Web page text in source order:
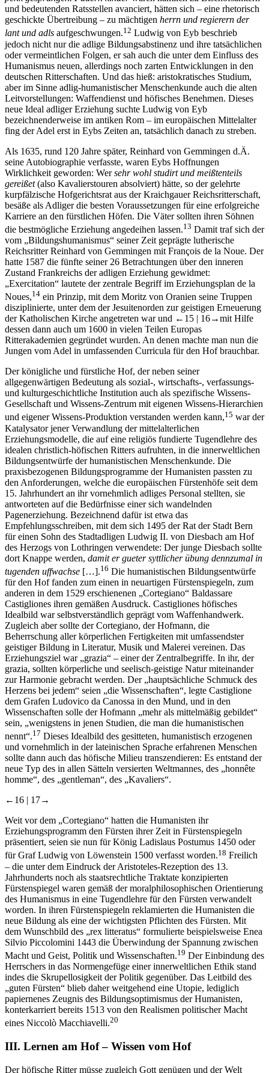
und bedeutenden Ratsstellen avanciert, hätten sich – eine rhetorisch
geschickte Übertreibung – zu mächtigen herrn und regierern der
lant und adls aufgeschwungen.12 Ludwig von Eyb beschrieb
jedoch nicht nur die adlige Bildungsabstinenz und ihre tatsächlichen
oder vermeintlichen Folgen, er sah auch die unter dem Einfluss des
Humanismus neuen, allerdings noch zarten Entwicklungen in den
deutschen Ritterschaften. Und das hieß: aristokratisches Studium,
aber im Sinne adlig-humanistischer Menschenkunde auch die alten
Leitvorstellungen: Waffendienst und höfisches Benehmen. Dieses
neue Ideal adliger Erziehung suchte Ludwig von Eyb
bezeichnenderweise im antiken Rom – im europäischen Mittelalter
fing der Adel erst in Eybs Zeiten an, tatsächlich danach zu streben.
Als 1635, rund 120 Jahre später, Reinhard von Gemmingen d.Ä.
seine Autobiographie verfasste, waren Eybs Hoffnungen
Wirklichkeit geworden: Wersehr wohl studirt und meißtenteils
gereißet(also Kavalierstouren absolviert) hätte, so der gelehrte
kurpfälzische Hofgerichtsrat aus der Kraichgauer Reichsritterschaft,
besäße als Adliger die besten Voraussetzungen für eine erfolgreiche
Karriere an den fürstlichen Höfen. Die Väter sollten ihren Söhnen
die bestmögliche Erziehung angedeihen lassen.13 Damit traf sich der
vom „Bildungshumanismus“ seiner Zeit geprägte lutherische
Reichsritter Reinhard von Gemmingen mit François de la Noue. Der
hatte 1587 die fünfte seiner 26 Betrachtungen über den inneren
Zustand Frankreichs der adligen Erziehung gewidmet:
„Exercitation“ lautete der zentrale Begriff im Erziehungsplan de la
Noues,14 ein Prinzip, mit dem Moritz von Oranien seine Truppen
disziplinierte, unter dem der Jesuitenorden zur geistigen Erneuerung
der Katholischen Kirche angetreten war und ←15 | 16→mit Hilfe
dessen dann auch um 1600 in vielen Teilen Europas
Ritterakademien gegründet wurden. An denen machte man nun die
Jungen vom Adel in umfassenden Curricula für den Hof brauchbar.
Der königliche und fürstliche Hof, der neben seiner
allgegenwärtigen Bedeutung als sozial-, wirtschafts-, verfassungs-
und kulturgeschichtliche Institution auch als spezifische Wissens-
Gesellschaft und Wissens-Zentrum mit eigenen Wissens-Hierarchien
und eigener Wissens-Produktion verstanden werden kann,15 war der
Katalysator jener Verwandlung der mittelalterlichen
Erziehungsmodelle, die auf eine religiös fundierte Tugendlehre des
idealen christlich-höfischen Ritters aufruhten, in die innerweltlichen
Bildungsentwürfe der humanistischen Menschenkunde. Die
praxisbezogenen Bildungsprogramme der Humanisten passten zu
den Anforderungen, welche die europäischen Fürstenhöfe seit dem
15. Jahrhundert an ihr vornehmlich adliges Personal stellten, sie
antworteten auf die Bedürfnisse einer sich wandelnden
Pagenerziehung. Bezeichnend dafür ist etwa das
Empfehlungsschreiben, mit dem sich 1495 der Rat der Stadt Bern
für einen Sohn des Stadtadligen Ludwig II. von Diesbach am Hof
des Herzogs von Lothringen verwendete: Der junge Diesbach sollte
dort Knappe werden, damit er gueter syttlicher übung dennzumal in
tugenden uffwachse […].16 Die humanistischen Bildungsentwürfe
für den Hof fanden zum einen in neuartigen Fürstenspiegeln, zum
anderen in dem 1529 erschienenen „Cortegiano“ Baldassare
Castigliones ihren gemäßen Ausdruck. Castigliones höfisches
Idealbild war selbstverständlich geprägt vom Waffenhandwerk.
Zugleich aber sollte der Cortegiano, der Hofmann, die
Beherrschung aller körperlichen Fertigkeiten mit umfassendster
geistiger Bildung in Literatur, Musik und Malerei vereinen. Das
Erziehungsziel war „grazia“ – einer der Zentralbegriffe. In ihr, der
grazia, sollten körperliche und seelisch-geistige Natur miteinander
zur Harmonie gebracht werden. Der „hauptsächliche Schmuck des
Herzens bei jedem“ seien „die Wissenschaften“, legte Castiglione
dem Grafen Ludovico da Canossa in den Mund, und in den
Wissenschaften solle der Hofmann „mehr als mittelmäßig gebildet“
sein, „wenigstens in jenen Studien, die man die humanistischen
nennt“.17 Dieses Idealbild des gesitteten, humanistisch erzogenen
und vornehmlich in der lateinischen Sprache erfahrenen Menschen
sollte dann auch das höfische Milieu transzendieren: Es entstand der
neue Typ des in allen Sätteln versierten Weltmannes, des „honnête
homme“, des „gentleman“, des „Kavaliers“.
←16 | 17→
Weit vor dem „Cortegiano“ hatten die Humanisten ihr
Erziehungsprogramm den Fürsten ihrer Zeit in Fürstenspiegeln
präsentiert, seien sie nun für König Ladislaus Postumus 1450 oder
für Graf Ludwig von Löwenstein 1500 verfasst worden.18 Freilich
– die unter dem Eindruck der Aristoteles-Rezeption des 13.
Jahrhunderts noch als staatsrechtliche Traktate konzipierten
Fürstenspiegel waren gemäß der moralphilosophischen Orientierung
des Humanismus in eine Tugendlehre für den Fürsten verwandelt
worden. In ihren Fürstenspiegeln reklamierten die Humanisten die
neue Bildung als eine der wichtigsten Pflichten des Fürsten. Mit
dem Wunschbild des „rex litteratus“ formulierte beispielsweise Enea
Silvio Piccolomini 1443 die Überwindung der Spannung zwischen
Macht und Geist, Politik und Wissenschaften.19 Der Einbindung des
Herrschers in das Normengefüge einer innerweltlichen Ethik stand
indes die Skrupellosigkeit der Politik gegenüber. Das Leitbild des
„guten Fürsten“ blieb daher weitgehend eine Utopie, lediglich
papiernenes Zeugnis des Bildungsoptimismus der Humanisten,
konterkarriert bereits 1513 von den Realismen politischer Macht
eines Niccolò Macchiavelli.20
III. Lernen am Hof – Wissen vom Hof
Der höfische Ritter müsse zugleich Gott genügen und der Welt